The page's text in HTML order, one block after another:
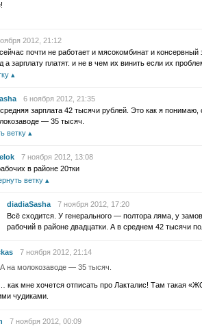
2012, 21:12
почти не работает и мясокомбинат и
а зарплату платят. и не в чем их винить если их
6 ноября 2012, 21:35
зарплата 42 тысячи рублей. Это как я понимаю,
— 35 тысяч.
ветку
7 ноября 2012, 13:08
в районе 20тки
ветку
diadiaSasha
7 ноября 2012, 17:20
Всё сходится. У генерального — полтора ляма, у
рабочий в районе двадцатки. А в среднем 42 тысячи
7 ноября 2012, 21:14
А на молокозаводе — 35 тысяч.
как мне хочется отписать про Лакталис! Там такая
чудиками.
7 ноября 2012, 00:09